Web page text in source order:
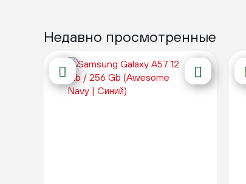
Недавно просмотренные